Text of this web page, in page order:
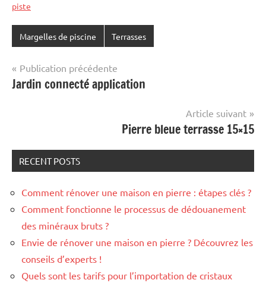
piste
Margelles de piscine Terrasses
Navigation
de
Publication précédente
Jardin connecté application
Article suivant
Pierre bleue terrasse 15×15
RECENT POSTS
Comment rénover une maison en pierre : étapes clés ?
Comment fonctionne le processus de dédouanement
des minéraux bruts ?
Envie de rénover une maison en pierre ? Découvrez les
conseils d’experts !
Quels sont les tarifs pour l’importation de cristaux